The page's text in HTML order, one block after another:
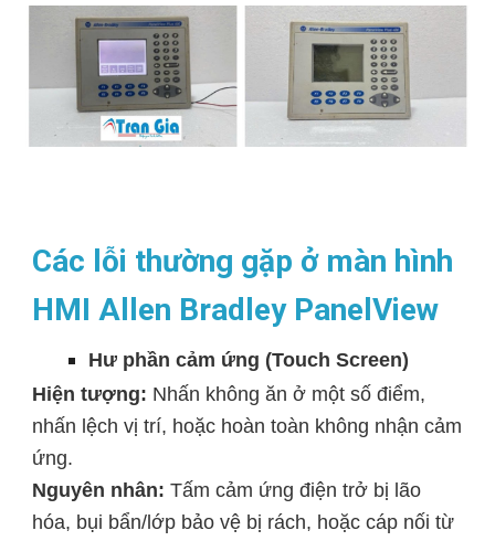
Các lỗi thường gặp ở màn hình
HMI Allen Bradley PanelView
Hư phần cảm ứng (Touch Screen)
Hiện tượng: Nhấn không ăn ở một số điểm,
nhấn lệch vị trí, hoặc hoàn toàn không nhận cảm
ứng.
Nguyên nhân: Tấm cảm ứng điện trở bị lão
hóa, bụi bẩn/lớp bảo vệ bị rách, hoặc cáp nối từ